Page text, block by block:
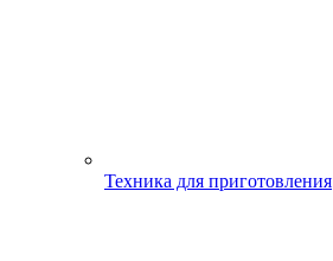
Техника для приготовления